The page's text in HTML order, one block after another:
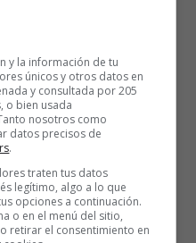
y la información de tu
únicos y otros datos en
y consultada por 205
o bien usada
nosotros como
datos precisos de
.
traten tus datos
legítimo, algo a lo que
opciones a continuación.
o en el menú del sitio,
retirar el consentimiento en